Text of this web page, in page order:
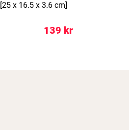
x 16.5 x 3.6 cm]
139 kr